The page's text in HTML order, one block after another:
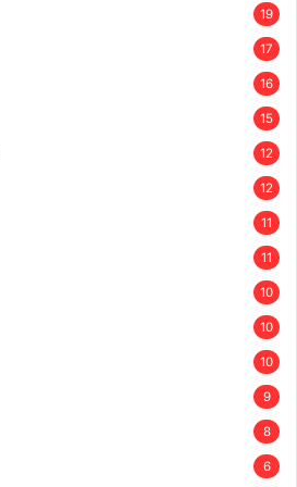
19
17
16
15
12
12
11
11
10
10
10
9
8
6